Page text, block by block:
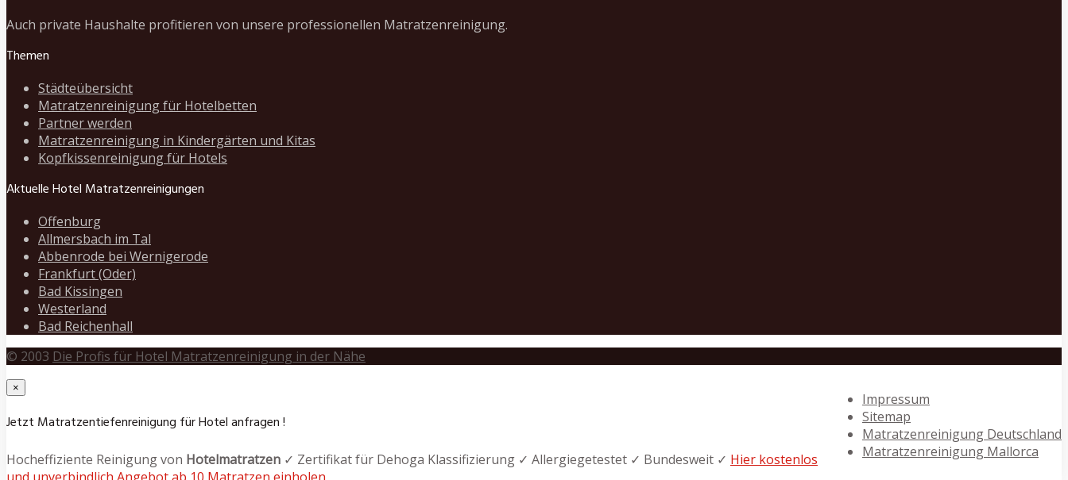
Auch private Haushalte profitieren von unsere professionellen Matratzenreinigung.
Themen
Städteübersicht
Matratzenreinigung für Hotelbetten
Partner werden
Matratzenreinigung in Kindergärten und Kitas
Kopfkissenreinigung für Hotels
Aktuelle Hotel Matratzenreinigungen
Offenburg
Allmersbach im Tal
Abbenrode bei Wernigerode
Frankfurt (Oder)
Bad Kissingen
Westerland
Bad Reichenhall
© 2003 Die Profis für Hotel Matratzenreinigung in der Nähe
Impressum
Sitemap
Matratzenreinigung Deutschland
Matratzenreinigung Mallorca
×
Jetzt Matratzentiefenreinigung für Hotel anfragen !
Hocheffiziente Reinigung von Hotelmatratzen ✓ Zertifikat für Dehoga Klassifizierung ✓ Allergiegetestet ✓ Bundesweit ✓ Hier kostenlos